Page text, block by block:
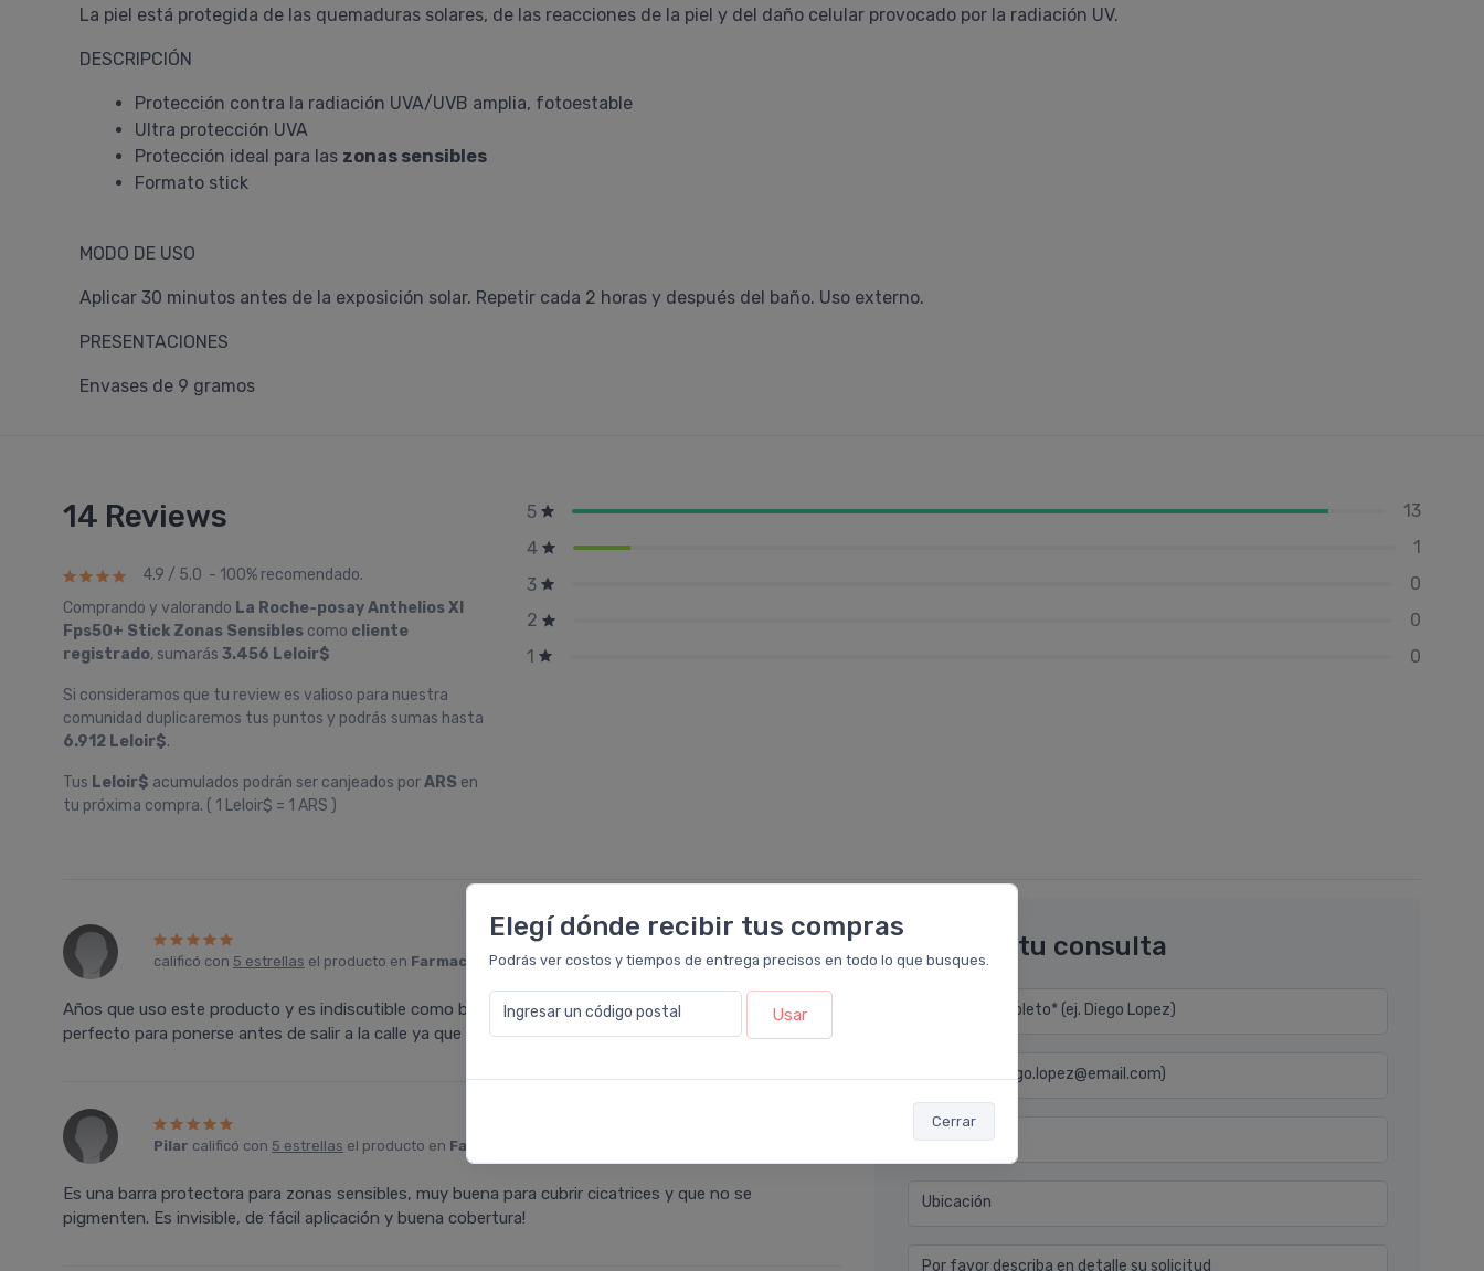
Elegí dónde recibir tus compras
Podrás ver costos y tiempos de entrega precisos en todo lo que busques.
Ingresar un código postal Usar
Cerrar
La piel está protegida de las quemaduras solares, de las reacciones de la piel y del daño celular provocado por la radiación UV.
DESCRIPCIÓN
Protección contra la radiación UVA/UVB amplia, fotoestable
Ultra protección UVA
Protección ideal para las zonas sensibles
Formato stick
MODO DE USO
Aplicar 30 minutos antes de la exposición solar. Repetir cada 2 horas y después del baño. Uso externo.
PRESENTACIONES
Envases de 9 gramos
14 Reviews
4.9 / 5.0 - 100% recomendado.
Comprando y valorando La Roche-posay Anthelios Xl
Fps50+ Stick Zonas Sensibles como cliente
registrado, sumarás 3.456 Leloir$
Si consideramos que tu review es valioso para nuestra
comunidad duplicaremos tus puntos y podrás sumas hasta
6.912 Leloir$.
Tus Leloir$ acumulados podrán ser canjeados porARS en
tu próxima compra. ( 1 Leloir$ = 1 ARS )
5
13
4
1
3
0
2
0
1
0
calificó con 5 estrellas el producto en Farmacia Leloir.
Años que uso este producto y es indiscutible como bloqueador. Donde se lo coloque actúa de 10. Es
perfecto para ponerse antes de salir a la calle ya que no se nota su aplicación
Pilar calificó con 5 estrellas el producto en Farmacia Leloir
Es una barra protectora para zonas sensibles, muy buena para cubrir cicatrices y que no se
pigmenten. Es invisible, de fácil aplicación y buena cobertura!
Déjanos tu consulta
Nombre completo* (ej. Diego Lopez)
Email* (ej. diego.lopez@email.com)
Teléfono
Ubicación
Por favor describa en detalle su solicitud